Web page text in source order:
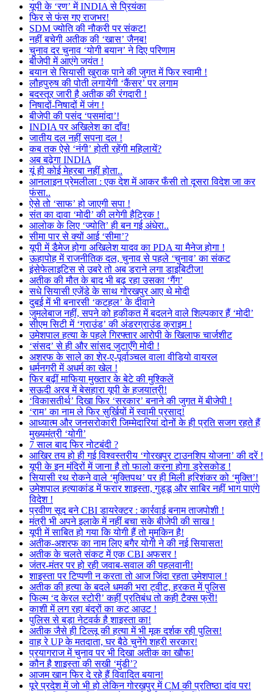
यूपी के ‘रण’ में INDIA से प्रियंका
फिर से फंस गए राजभर!
SDM ज्योति की नौकरी पर संकट!
नहीं बचेगी अतीक की ‘खास’ जैनब!
चुनाव दर चुनाव ‘योगी बयान’ ने दिए परिणाम
बीजेपी में आएंगे जयंत !
बयान से सियासी खुराक पाने की जुगत में फिर स्वामी !
लौहपुरुष की पोती लगायेंगी ‘कैंसर’ पर लगाम
बदस्तूर जारी है अतीक की रंगदारी !
निषादों-निषादों में जंग !
बीजेपी की पसंद ‘पसमांदा’!
INDIA पर अखिलेश का दाँव!
जातीय दल नहीं सपना दल !
कब तक ऐसे ‘नंगी’ होती रहेंगी महिलायें?
अब बढ़ेगा INDIA
यूं ही कोई मेहरबा नहीं होता..
आनलाइन प्रेमलीला : एक देश में आकर फँसी तो दूसरा विदेश जा कर
फंसा..
ऐसे तो ‘साफ’ हो जाएगी सपा !
संत का दावा ‘मोदी’ की लगेगी हैट्रिक !
आलोक के लिए ‘ज्योति’ ही बन गई अंधेरा..
सीमा पार से क्यों आई ‘सीमा’?
यूपी में डैमेज होगा अखिलेश यादव का PDA या मैनेज होगा !
ऊहापोह में राजनीतिक दल, चुनाव से पहले ‘चुनाव’ का संकट
इंसेफेलाइटिस से उबरे तो अब डराने लगा डाइबिटीज!
अतीक की मौत के बाद भी बढ़ रहा उसका ‘गैंग’
सधे सियासी एजेंडे के साथ गोरखपुर आए थे मोदी
दुबई में भी बनारसी ‘कटहल’ के दीवाने
जुमलेबाज नहीं, सपने को हकीकत में बदलने वाले शिल्पकार हैं ‘मोदी’
सीएम सिटी में ‘ग्राउंड’ की अंडरग्राउंड क्राइम !
उमेशपाल हत्या के पहले गिरफ्तार आरोपी के खिलाफ चार्जशीट
‘संसद’ से ही और सांसद जुटाएँगे मोदी !
अशरफ के साले का शेर-ए-पूर्वाञ्चल वाला वीडियो वायरल
धर्मनगरी में अधर्म का खेल !
फिर बढ़ीं माफिया मुख्तार के बेटे की मुश्किलें
सऊदी अरब में बेसहारा यूपी के हजयात्री!
‘विकासतीर्थ’ दिखा फिर ‘सरकार’ बनाने की जुगत में बीजेपी !
‘राम’ का नाम ले फिर सुर्खियों में स्वामी प्रसाद!
आध्यात्म और जनसरोकारी जिम्मेदारियां दोनों के ही प्रति सजग रहते हैं
मुख्यमंत्री ‘योगी’
7 साल बाद फिर नोटबंदी ?
आखिर तय हो ही गई विश्वस्तरीय ‘गोरखपुर टाउनशिप योजना’ की दरें !
यूपी के इन मंदिरों में जाना है तो फालो करना होगा ड्रेसकोड !
सियासी रथ रोकने वाले ‘मुक्तिपथ’ पर ही मिली हरिशंकर को ‘मुक्ति’!
उमेशपाल हत्याकांड में फरार शाइस्ता, गुड्डू और साबिर नहीं भाग पाएंगे
विदेश !
प्रवीण सूद बने CBI डायरेक्टर : कार्रवाई बनाम ताजपोशी !
मंत्री भी अपने इलाके में नहीं बचा सके बीजेपी की साख !
यूपी में साबित हो गया कि योगी हैं तो मुमकिन है!
अतीक-अशरफ का नाम लिए बगैर योगी ने की नई सियासत!
अतीक के चलते संकट में एक CBI अफसर !
जंतर-मंतर पर हो रही जवाब-सवाल की पहलवानी!
शाइस्ता पर टिप्पणी न करता तो आज जिंदा रहता उमेशपाल !
अतीक की हत्या के बदले धमकी भरा ट्वीट, हरकत में पुलिस
फिल्म ‘द केरल स्टोरी’ कहीं प्रतिबंध तो कही टैक्स फ्री!
काशी में लग रहा बंदरों का कट आउट !
पुलिस से बड़ा नेटवर्क है शाइस्ता का!
अतीक जैसे ही टिल्लू की हत्या में भी मूक दर्शक रही पुलिस!
वाह रे UP के मतदाता, घर बैठे चुनेंगे शहरी सरकार!
प्रयागराज में चुनाव पर भी दिखा अतीक का खौफ!
कौन है शाइस्ता की सखी ‘मुंडी’?
आजम खान फिर दे रहे हैं विवादित बयान!
पूरे प्रदेश में जो भी हो लेकिन गोरखपुर में CM की प्रतिष्ठा दांव पर!